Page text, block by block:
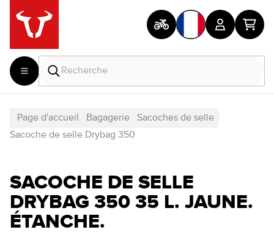
Page d'accueil Bagagerie
Sacoches de selle
Sacoche de selle Drybag 350
SACOCHE DE SELLE
DRYBAG 350 35 L. JAUNE.
ÉTANCHE.